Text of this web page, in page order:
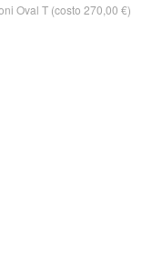
Oval T (costo 270,00 €)